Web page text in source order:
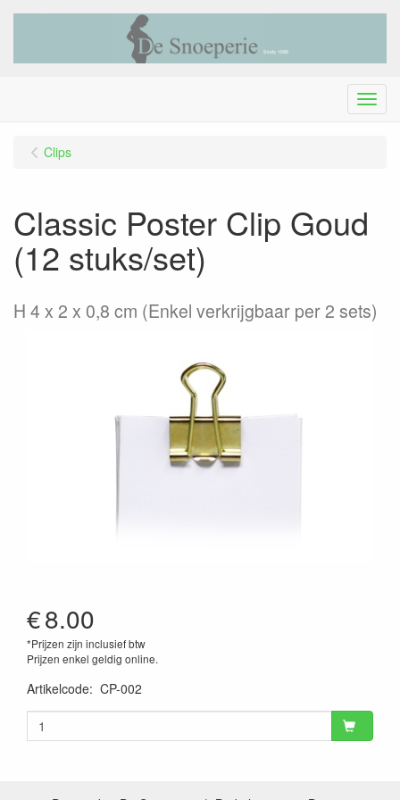
Menu
Clips
Classic Poster Clip Goud
(12 stuks/set)
H 4 x 2 x 0,8 cm (Enkel verkrijgbaar per 2 sets)
€8.00
*Prijzen zijn inclusief btw
Prijzen enkel geldig online.
Artikelcode: CP-002